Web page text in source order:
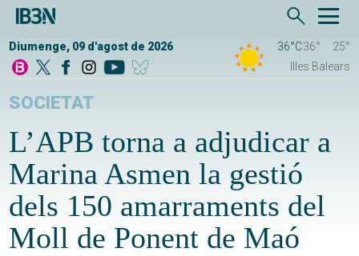
Diumenge, 09 d'agost de 2026 36°C36°
25°
Illes Balears
SOCIETAT
L’APB torna a adjudicar a
Marina Asmen la gestió
dels 150 amarraments del
Moll de Ponent de Maó